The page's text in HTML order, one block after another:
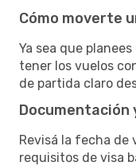
Cómo moverte
Ya sea que
tener los vuelos
de partida claro
Revisá la fecha de
requisitos de visa